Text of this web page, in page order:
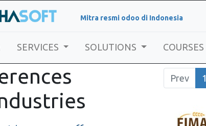
Mitra resmi odoo di Indonesia
SERVICES SOLUTIONS COURSES
Prev 1